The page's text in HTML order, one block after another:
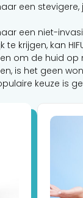
een stevigere,
een niet-
te krijgen, kan
om de huid op
is het geen
keuze is